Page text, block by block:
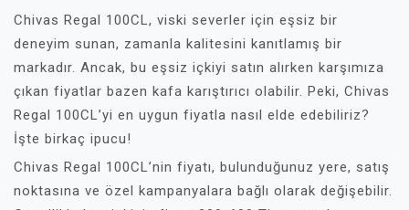
Chivas Regal 100CL, viski severler için eşsiz bir
deneyim sunan, zamanla kalitesini kanıtlamış bir
markadır. Ancak, bu eşsiz içkiyi satın alırken karşımıza
çıkan fiyatlar bazen kafa karıştırıcı olabilir. Peki, Chivas
Regal 100CL’yi en uygun fiyatla nasıl elde edebiliriz?
İşte birkaç ipucu!
Chivas Regal 100CL’nin fiyatı, bulunduğunuz yere, satış
noktasına ve özel kampanyalara bağlı olarak değişebilir.